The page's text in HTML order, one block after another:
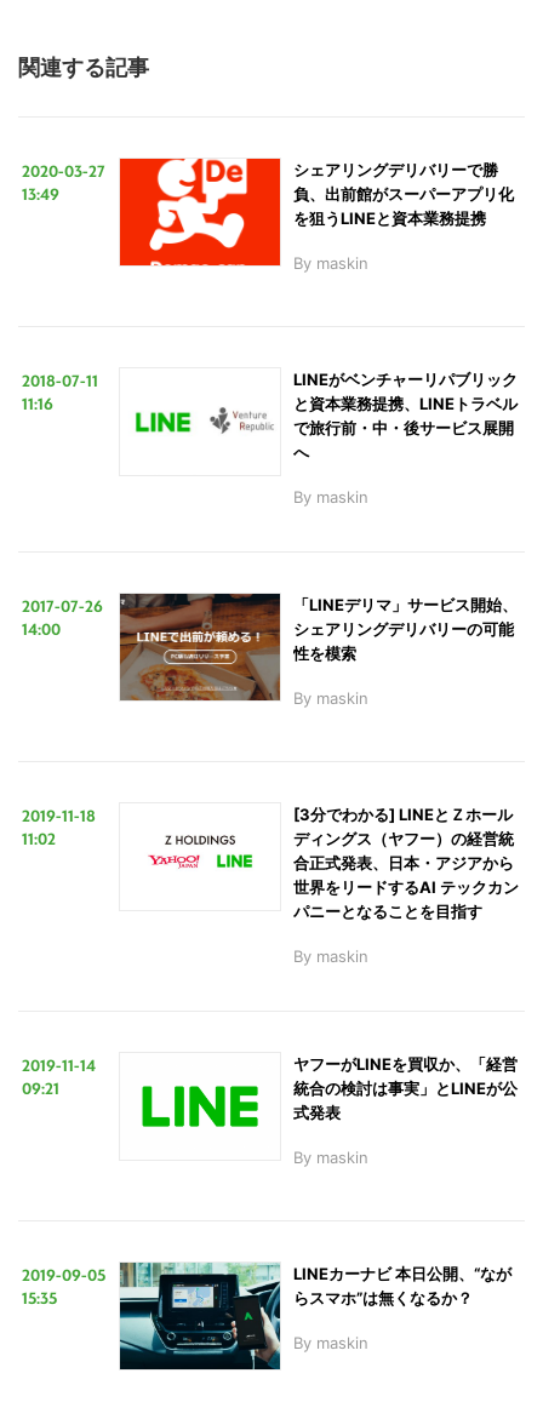
関連する記事
2020-03-27
13:49
シェアリングデリバリーで勝
負、出前館がスーパーアプリ化
を狙うLINEと資本業務提携
By maskin
2018-07-11
11:16
LINEがベンチャーリパブリック
と資本業務提携、LINEトラベル
で旅行前・中・後サービス展開
へ
By maskin
2017-07-26
14:00
「LINEデリマ」サービス開始、
シェアリングデリバリーの可能
性を模索
By maskin
2019-11-18
11:02
[3分でわかる] LINEとＺホール
ディングス（ヤフー）の経営統
合正式発表、日本・アジアから
世界をリードするAI テックカン
パニーとなることを目指す
By maskin
2019-11-14
09:21
ヤフーがLINEを買収か、「経営
統合の検討は事実」とLINEが公
式発表
By maskin
2019-09-05
15:35
LINEカーナビ 本日公開、“なが
らスマホ”は無くなるか？
By maskin
サ
を
検